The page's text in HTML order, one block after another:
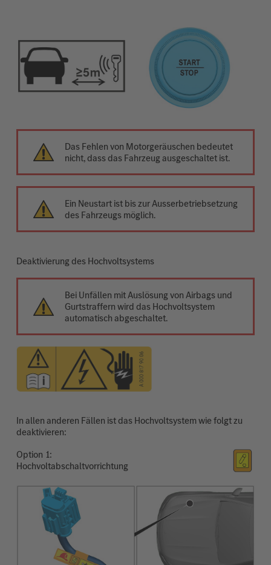
Das Fehlen von Motorgeräuschen bedeutet
nicht, dass das Fahrzeug ausgeschaltet ist.
Ein Neustart ist bis zur Ausserbetriebsetzung
des Fahrzeugs möglich.
Deaktivierung des Hochvoltsystems
Bei Unfällen mit Auslösung von Airbags und
Gurtstraffern wird das Hochvoltsystem
automatisch abgeschaltet.
In allen anderen Fällen ist das Hochvoltsystem wie folgt zu
deaktivieren:
Option
Hochvoltabschaltvorrichtung